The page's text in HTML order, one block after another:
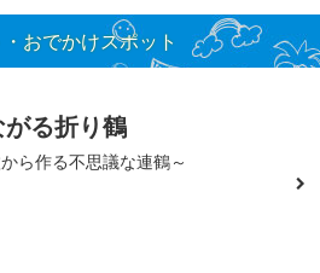
おでかけスポット
る折り鶴
ら作る不思議な連鶴～